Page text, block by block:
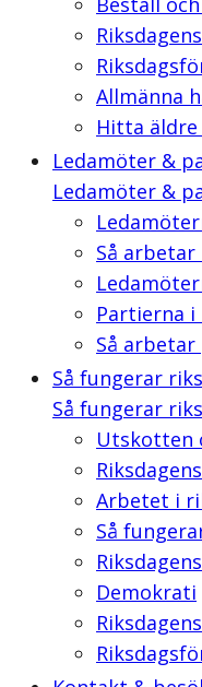
Allmänna
Hitta
Ledamöter &
Ledamöter &
Så
Partierna i
Så
Så fungerar
Så fungerar
Utskotten
Arbetet i
Så
Demokrati